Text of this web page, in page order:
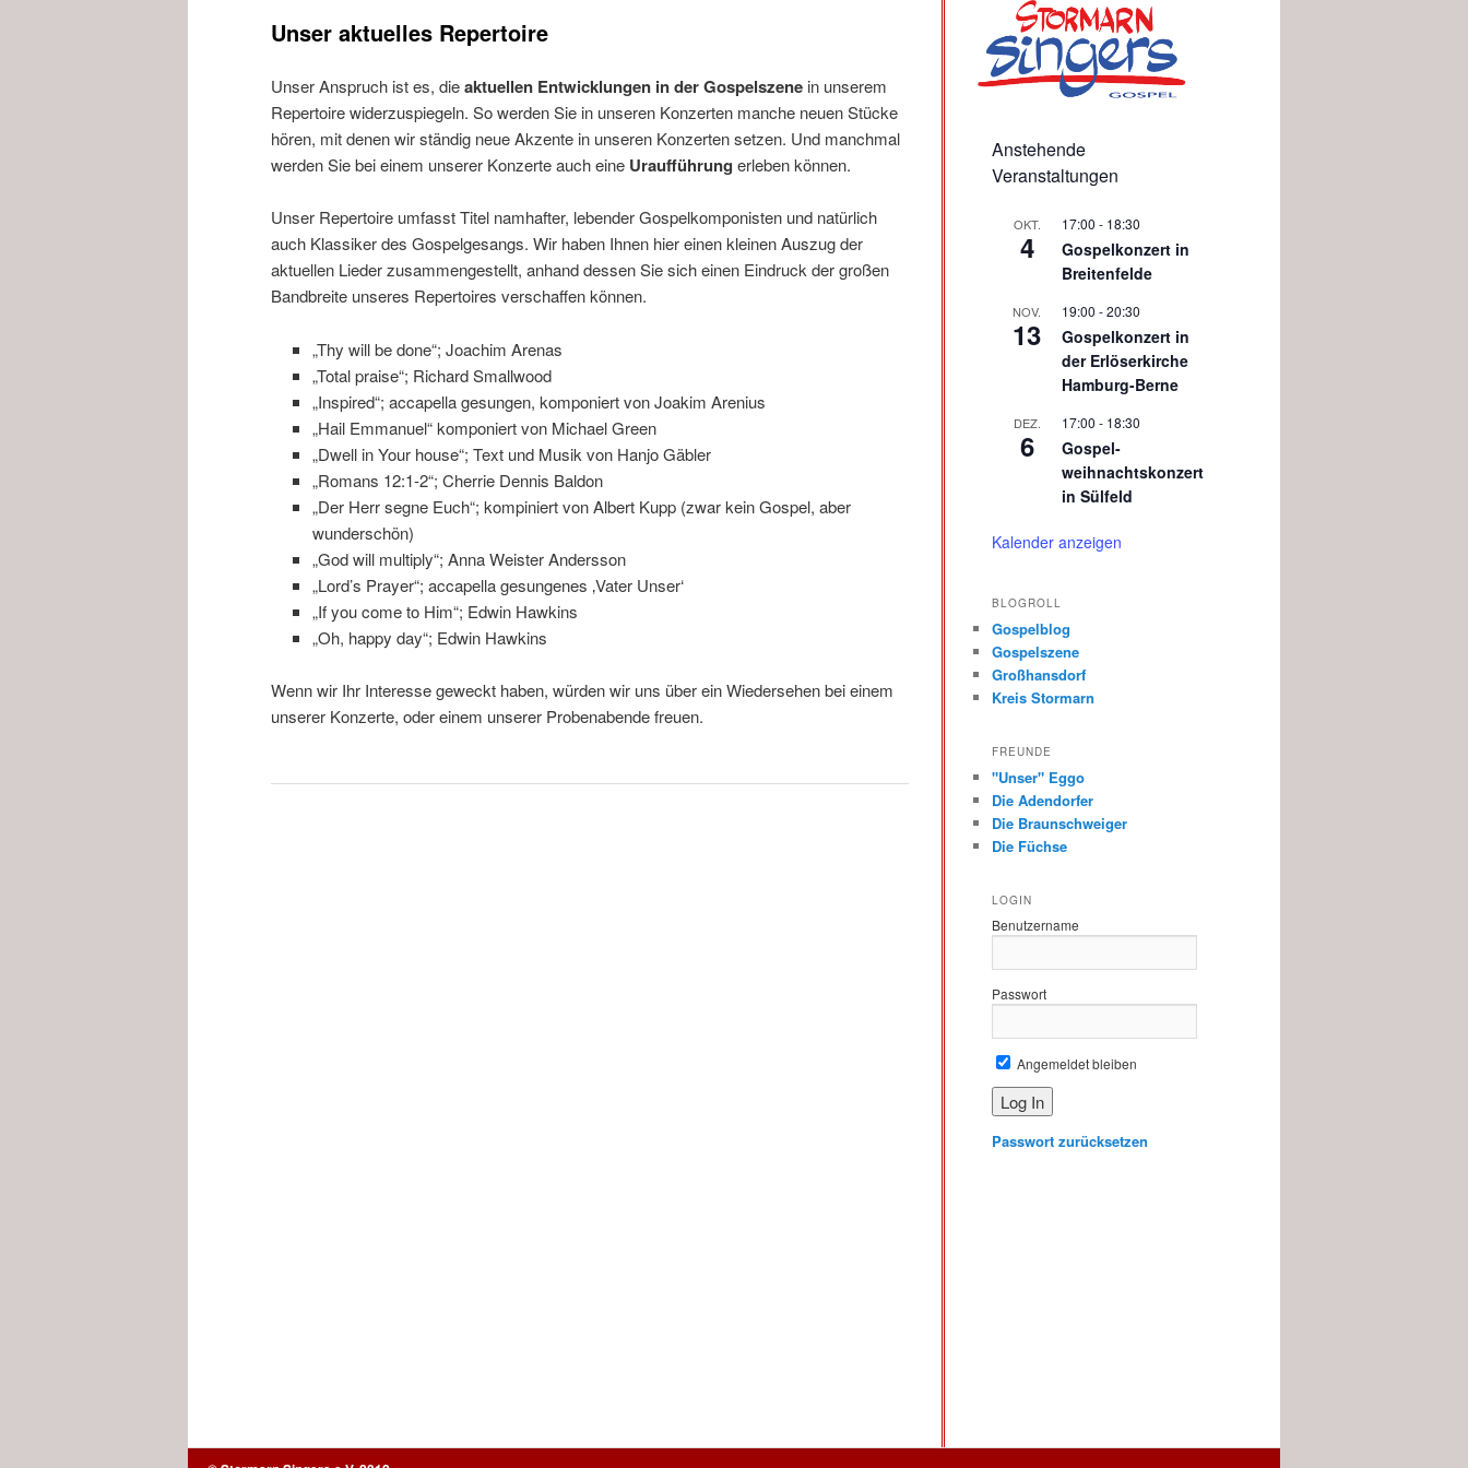
wechseln
Inhalt
wechseln
Unser aktuelles Repertoire
Unser Anspruch ist es, dieaktuellen Entwicklungen in der Gospelszene in unserem
Repertoire widerzuspiegeln. So werden Sie in unseren Konzerten manche neuen Stücke
hören, mit denen wir ständig neue Akzente in unseren Konzerten setzen. Und manchmal
werden Sie bei einem unserer Konzerte auch eine Uraufführung erleben können.
Unser Repertoire umfasst Titel namhafter, lebender Gospelkomponisten und natürlich
auch Klassiker des Gospelgesangs. Wir haben Ihnen hier einen kleinen Auszug der
aktuellen Lieder zusammengestellt, anhand dessen Sie sich einen Eindruck der großen
Bandbreite unseres Repertoires verschaffen können.
„Thy will be done“; Joachim Arenas
„Total praise“; Richard Smallwood
„Inspired“; accapella gesungen, komponiert von Joakim Arenius
„Hail Emmanuel“ komponiert von Michael Green
„Dwell in Your house“; Text und Musik von Hanjo Gäbler
„Romans 12:1-2“; Cherrie Dennis Baldon
„Der Herr segne Euch“; kompiniert von Albert Kupp (zwar kein Gospel, aber
wunderschön)
„God will multiply“; Anna Weister Andersson
„Lord’s Prayer“; accapella gesungenes ‚Vater Unser‘
„If you come to Him“; Edwin Hawkins
„Oh, happy day“; Edwin Hawkins
Wenn wir Ihr Interesse geweckt haben, würden wir uns über ein Wiedersehen bei einem
unserer Konzerte, oder einem unserer Probenabende freuen.
Anstehende
Veranstaltungen
OKT.
4
17:00 - 18:30
Gospelkonzert in
Breitenfelde
NOV.
13
19:00 -20:30
Gospelkonzert in
der Erlöserkirche
Hamburg-Berne
DEZ.
6
17:00 - 18:30
Gospel-
weihnachtskonzert
in Sülfeld
Kalender anzeigen
BLOGROLL
Gospelblog
Gospelszene
Großhansdorf
Kreis Stormarn
FREUNDE
"Unser" Eggo
Die Adendorfer
Die Braunschweiger
Die Füchse
LOGIN
Benutzername
Passwort
Angemeldet bleiben
Passwort zurücksetzen